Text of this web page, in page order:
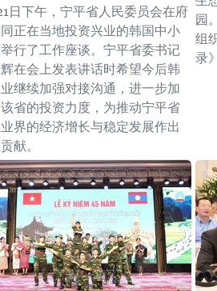
日下午，宁平省人民委员会在府
正在当地投资兴业的韩国中小
行了工作座谈。宁平省委书记
在会上发表讲话时希望今后韩
继续加强对接沟通，进一步加
省的投资力度，为推动宁平省
界的经济增长与稳定发展作出
献。
园
组
录